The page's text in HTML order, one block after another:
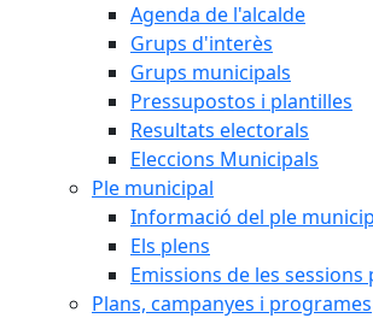
Agenda de l'alcalde
Grups d'interès
Grups municipals
Pressupostos i plantilles
Resultats electorals
Eleccions Municipals
Ple municipal
Informació del ple
Els plens
Emissions de les sessions
Plans, campanyes i programes